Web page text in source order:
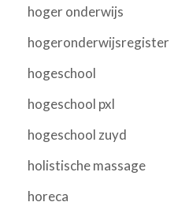
hoger onderwijs
hogeronderwijsregister
hogeschool
hogeschool pxl
hogeschool zuyd
holistische massage
horeca